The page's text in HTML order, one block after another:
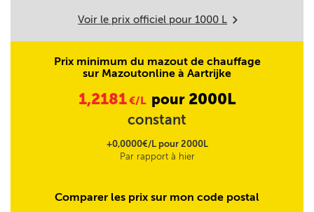
Voir le prix officiel pour 1000 L m
Prix minimum du mazout de chauffage
sur Mazoutonline à Aartrijke
1,2181€/L pour 2000L
constant
+0,0000€/L pour 2000L
Par rapport à hier
Comparer les prix sur mon code postal